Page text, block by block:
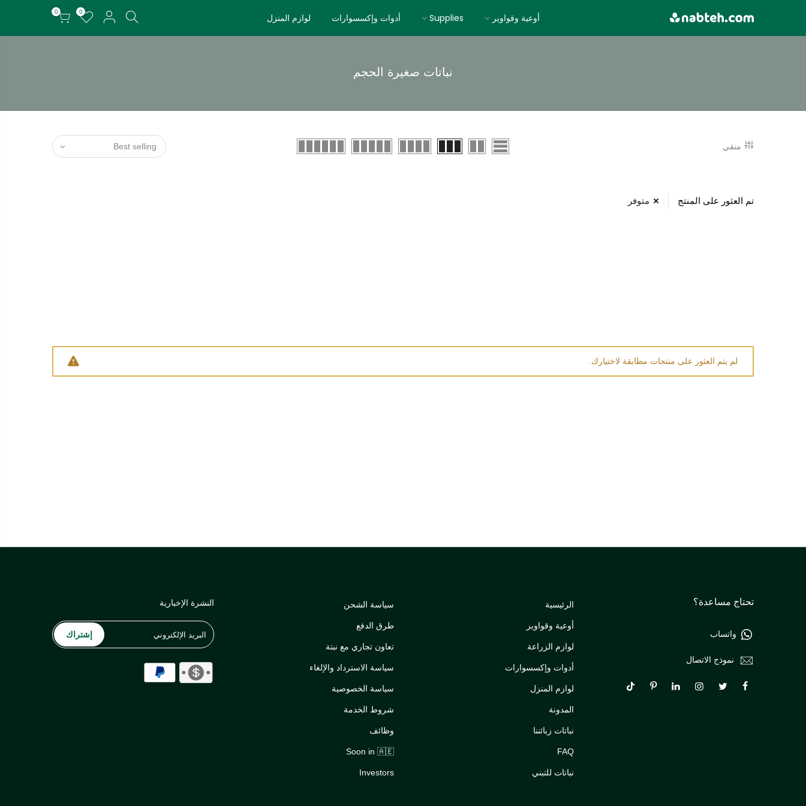
أوعية وقواوير Supplies أدوات وإكسسوارات لوازم المنزل
0
0
نباتات صغيرة الحجم
منقي Best selling
تم العثور على المنتج متوفر
لم يتم العثور على منتجات مطابقة لاختيارك.
تحتاج مساعدة؟
واتساب
نموذج الاتصال
الرئيسية
أوعية وقواوير
لوازم الزراعة
أدوات وإكسسوارات
لوازم المنزل
المدونة
نباتات زبائننا
FAQ
نباتات للتبني
سياسة الشحن
طرق الدفع
تعاون تجاري مع نبتة
سياسة الاسترداد والإلغاء
سياسة الخصوصية
شروط الخدمة
وظائف
Soon in 🇦🇪
Investors
النشرة الإخبارية
إشتراك